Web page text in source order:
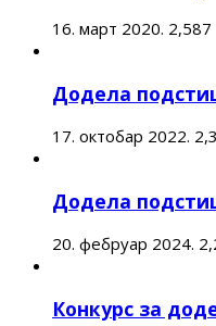
16. март 2020. 2,587
Додела
17. октобар 2022.
Додела
20. фебруар 2024.
Конкурс за